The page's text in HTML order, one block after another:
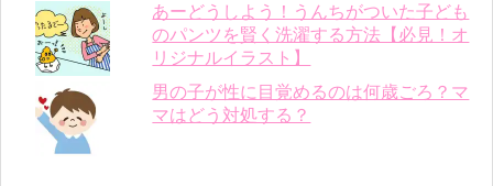
あーどうしよう！うんちがついた子ども
のパンツを賢く洗濯する方法【必見！オ
リジナルイラスト】
男の子が性に目覚めるのは何歳ごろ？マ
マはどう対処する？